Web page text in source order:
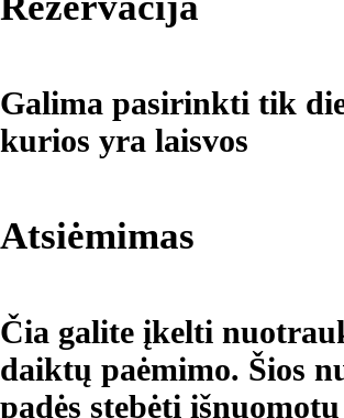
Galima pasirinkti tik
kurios yra laisvos
Atsiėmimas
Čia galite įkelti
daiktų paėmimo. Šios
padės stebėti